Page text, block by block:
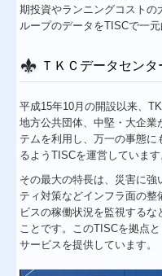
期投資やランニングコスト
ループのデータをTISCで一元
ＴＫＣデータセン
平成15年10月の開設以来、
地方公共団体、中堅・大企業
テムを利用し、万一の事態に
るようTISCを運営しています
その最大の特長は、災害に強
ティ対策などインフラ面の整
ビスの稼働状況を監視する
ことです。このTISCを拠点
サービスを提供しています。